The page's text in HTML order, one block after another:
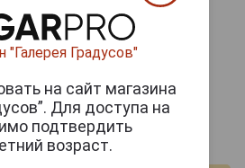
Вино Блауфранкиш
"Галерея Градусов"
на сайт магазина
Для доступа на
подтвердить
возраст.